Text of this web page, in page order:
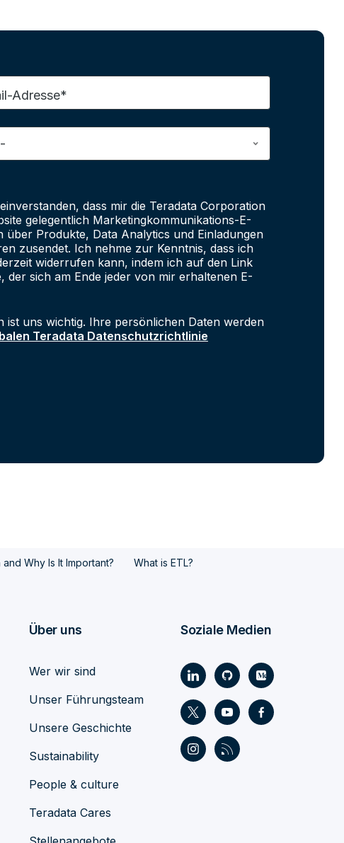
Adresse*
dass mir die Teradata Corporation
gelegentlich Marketingkommunikations-E-
über Produkte, Data Analytics und Einladungen
zusendet. Ich nehme zur Kenntnis, dass ich
widerrufen kann, indem ich auf den Link
der sich am Ende jeder von mir erhaltenen E-
ist uns wichtig. Ihre persönlichen Daten werden
Teradata Datenschutzrichtlinie
Why Is It Important? What is ETL?
Über uns
Wer wir sind
Unser Führungsteam
Unsere Geschichte
Sustainability
People & culture
Teradata Cares
Soziale Medien